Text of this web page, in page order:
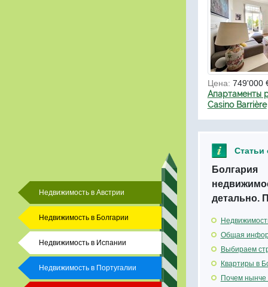
Цена: 749'000
Апартаменты
Casino Barrière
Статьи
детально.
Общая
Выбираем
Квартиры в
Почем нынче
Недвижимость в Австрии
Недвижимость в Болгарии
Недвижимость в Испании
Недвижимость в Португалии